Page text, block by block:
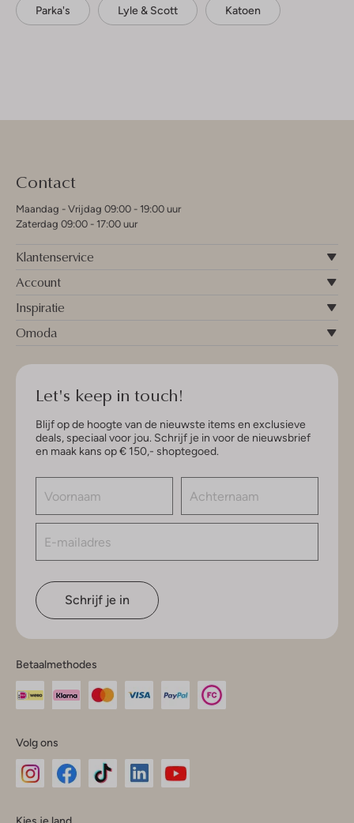
Parka's Lyle & Scott Katoen
Contact
Maandag - Vrijdag 09:00 - 19:00 uur
Zaterdag 09:00 - 17:00 uur
Klantenservice
Account
Inspiratie
Omoda
Let's keep in touch!
Blijf op de hoogte van de nieuwste items en exclusieve
deals, speciaal voor jou. Schrijf je in voor de nieuwsbrief
en maak kans op € 150,- shoptegoed.
Schrijf je in
Betaalmethodes
Volg ons